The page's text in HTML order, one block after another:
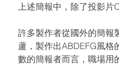
上述簡報中，除了投影片
許多製作者從國外的簡報
蘆，製作出ABDEFG風
數的簡報者而言，職場用